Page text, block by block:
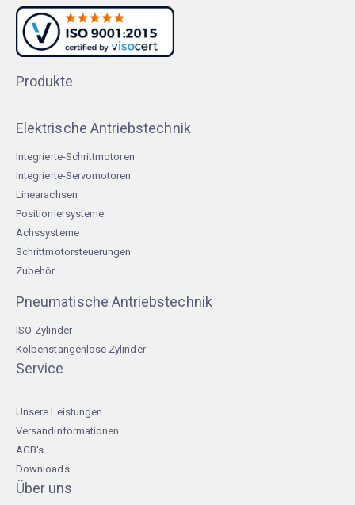
Produkte
Elektrische Antriebstechnik
Integrierte-Schrittmotoren
Integrierte-Servomotoren
Linearachsen
Positioniersysteme
Achssysteme
Schrittmotorsteuerungen
Zubehör
Pneumatische Antriebstechnik
ISO-Zylinder
Kolbenstangenlose Zylinder
Service
Unsere Leistungen
Versandinformationen
AGB's
Downloads
Über uns